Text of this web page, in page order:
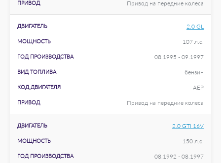
ПРИВОД Привод на передние колеса
ДВИГАТЕЛЬ 2.0 GL
МОЩНОСТЬ 107 л.с.
ГОД ПРОИЗВОДСТВА 08.1995 - 09.1997
ВИД ТОПЛИВА бензин
КОД ДВИГАТЕЛЯ AEP
ПРИВОД Привод на передние колеса
ДВИГАТЕЛЬ 2.0 GTI 16V
МОЩНОСТЬ 150 л.с.
ГОД ПРОИЗВОДСТВА 08.1992 - 08.1997